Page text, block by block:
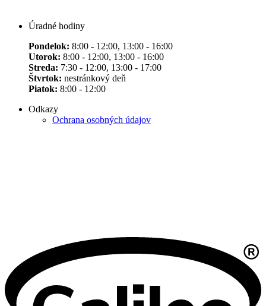
Úradné hodiny
Pondelok: 8:00 - 12:00, 13:00 - 16:00
Utorok: 8:00 - 12:00, 13:00 - 16:00
Streda: 7:30 - 12:00, 13:00 - 17:00
Štvrtok: nestránkový deň
Piatok: 8:00 - 12:00
Odkazy
Ochrana osobných údajov